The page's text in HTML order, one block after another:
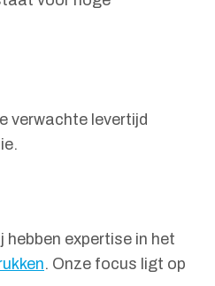
verwachte levertijd
expertise in het
. Onze focus ligt op